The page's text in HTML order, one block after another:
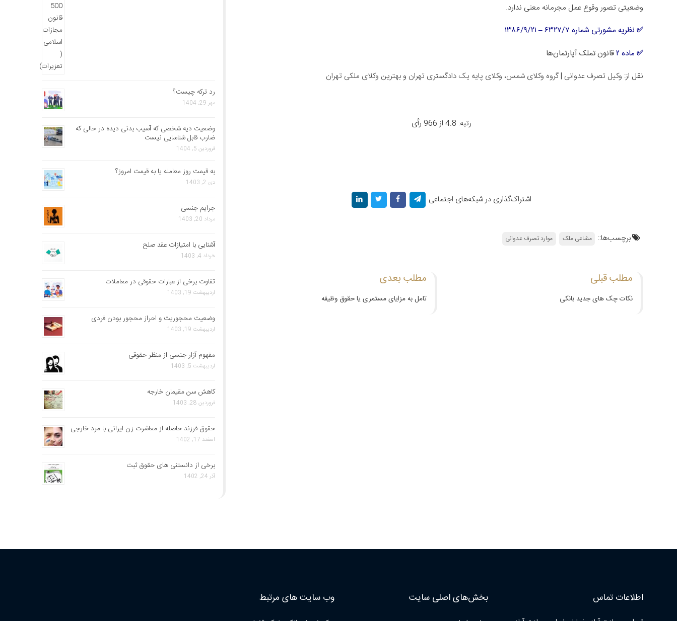
وضعیتی تصور وقوع عمل مجرمانه معنی ندارد.
✅ نظریه مشورتى شماره ۶۳۲۷/۷ – ۱۳۸۶/۹/۲۱
✅ ماده ۲
قانون تملک آپارتمان‌ها
نقل از: وکیل تصرف عدوانی |گروه وکلای شمس، وکلای پایه یک دادگستری تهران وبهترین وکلای ملکی تهران
رتبه: 4.8 از 966 رأی
اشتراک‌گذاری در شبکه‌های اجتماعی
برچسب‌ها:: مشاعی ملک موارد تصرف عدوانی
مطلب قبلی
نکات چک های جدید بانکی
مطلب بعدی
تامل به مزایای مستمری یا حقوق وظیفه
رد ترکه چیست؟
مهر 29, 1404
وضعیت دیه شخصی که آسیب بدنی دیده در حالی که
ضارب قابل شناسایی نیست
فروردین 5, 1404
به قیمت روز معامله یا به قیمت امروز؟
دی 2, 1403
جرایم جنسی
مرداد 20, 1403
آشنایی با امتیازات عقد صلح
خرداد 4, 1403
تفاوت برخی از عبارات حقوقی در معاملات
اردیبهشت 19, 1403
وضعیت محجوریت و احراز محجور بودن فردی
اردیبهشت 19, 1403
مفهوم آزار جنسی از منظر حقوقی
اردیبهشت 5, 1403
کاهش سن مقیمان خارجه
فروردین 28, 1403
حقوق فرزند حاصله از معاشرت زن ایرانی با مرد خارجی
اسفند 17, 1402
برخی از دانستنی های حقوق ثبت
آذر 24, 1402
اطلاعات تماس بخش‌های اصلی سایت وب سایت های مرتبط